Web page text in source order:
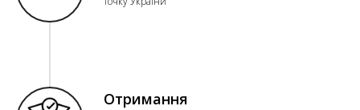
Отримання